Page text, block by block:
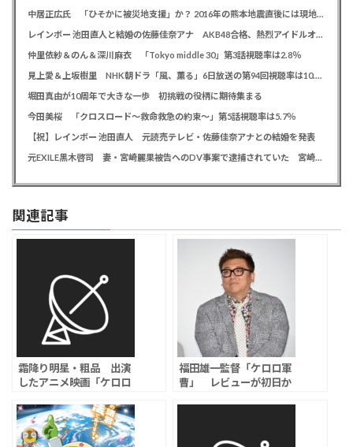
中居正広氏 「ひそかに被災地支援」か？ 2016年の熊本地震直後には現地で炊き出し 親友・松本人志の闘病に心を痛め、頻繁に連絡も
レインボー 池田直人と結婚の佐藤佳奈アナ AKB48合格、熱烈アイドルオタク「さかなちゃん」として人気に、7月末に読売テレビ退社
仲里依紗＆のん＆深川麻衣 「Tokyo middle 30」第3話視聴率は2.8％
見上愛＆上坂樹里 NHK朝ドラ「風、薫る」6日放送の第94回視聴率は10.4％
堀田真由が10周年で大きな一歩 初挑戦の役柄に期待集まる
今田美桜 「クロスロード～救命救急の約束～」第5話視聴率は5.7％
【祝】レインボー 池田直人 元読売テレビ・佐藤佳奈アナとの結婚を発表
元EXILE黒木啓司 妻・宮崎麗果被告へのDV事案で逮捕されていた 宮崎は全身打撲、頭部裂傷及び打撲、頸部損傷の怪我
関連記事
霜降り明星・粗品 出演
したアニメ映画「ケロロ
田監督がめっちゃ叩かれ
てる。病んでないか心
配」
福田雄一監督「ケロロ軍
曹」 レビューが初日か
化」とファン激怒